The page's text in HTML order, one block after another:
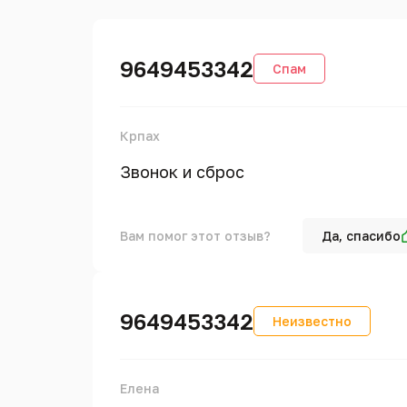
9649453342 Спам
Крпах
Звонок и сброс
Вам помог этот отзыв? Да, спасибо
9649453342 Неизвестно
Елена